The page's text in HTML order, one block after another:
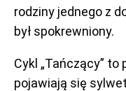
rodziny jednego z
był spokrewniony.
Cykl „Tańczący”
pojawiają się